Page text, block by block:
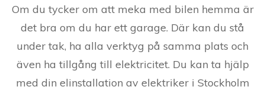
Om du tycker om att meka med bilen hemma är
det bra om du har ett garage. Där kan du stå
under tak, ha alla verktyg på samma plats och
även ha tillgång till elektricitet. Du kan ta hjälp
med din elinstallation av elektriker i Stockholm